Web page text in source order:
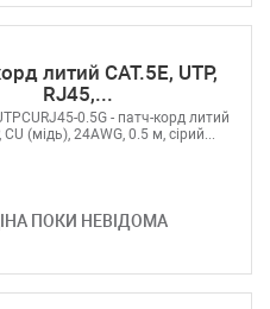
литий САТ.5E, UTP,
RJ45,...
ПОКИ НЕВІДОМА
0.5G - патч-корд литий
CU (мідь), 24AWG, 0.5 м, сірий...